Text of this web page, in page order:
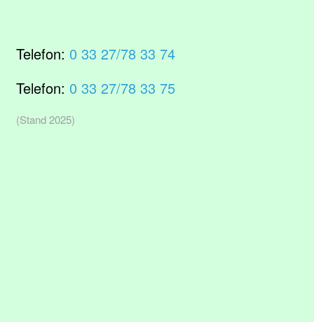
Telefon: 0 33 27/78 33 74
Telefon: 0 33 27/78 33 75
(Stand 2025)